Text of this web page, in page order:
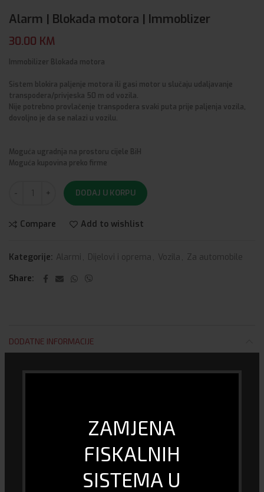
ZAMJENA
FISKALNIH
SISTEMA U
Alarm | Blokada motora | Immoblizer
30.00 KM
Immobilizer Blokada motora
Sistem blokira paljenje motora ili gasi motor u slučaju udaljavanje
transpodera/privjeska 50 m od vozila.
Nije potrebno provlačenje transpodera svaki puta prije paljenja vozila,
dovoljno je da se nalazi u vozilu.
Moguća ugradnja na prostoru cijele BiH
Moguća kupovina preko firme
DODAJ U KORPU
Compare Add to wishlist
Kategorije: Alarmi , Dijelovi i oprema , Vozila , Za automobile
Share
DODATNE INFORMACIJE
DOSTAVA I PLAĆANJE